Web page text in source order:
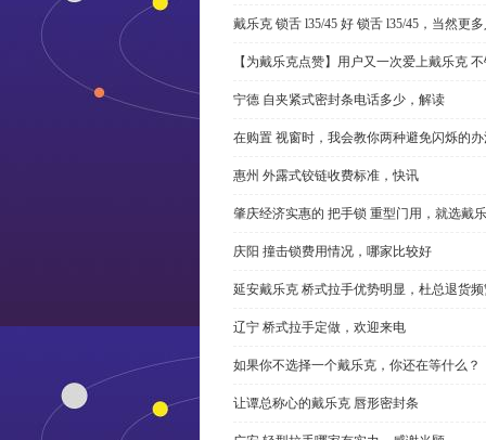
戴乐克 锁舌 l35/45 好 锁舌 l35/45，当然更
【为戴乐克点赞】用户又一次爱上戴乐克
宁德 自夹紧式密封条电话多少，解读
在购置 视窗时，我会教你两种避免闪烁的
惠州 外露式铰链收费标准，快讯
肇庆经济实惠的 把手锁 重型门用，就选戴
庆阳 撞击锁费用情况，哪家比较好
延安戴乐克 桥式拉手优势明显，杜总退货
辽宁 桥式拉手定做，欢迎来电
如果你不选择一个戴乐克，你还在等什么？
让谭总称心的戴乐克 唇形密封条